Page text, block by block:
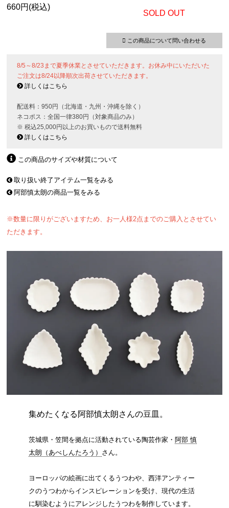
660円(税込)
SOLD OUT
この商品について問い合わせる
8/5～8/23まで夏季休業とさせていただきます。お休み中にいただいた
ご注文は8/24以降順次出荷させていただきます。
詳しくはこちら
配送料：950円（北海道・九州・沖縄を除く）
ネコポス：全国一律380円（対象商品のみ）
※ 税込25,000円以上のお買いもので送料無料
詳しくはこちら
この商品のサイズや材質について
取り扱い終了アイテム一覧をみる
阿部慎太朗の商品一覧をみる
※数量に限りがございますため、お一人様2点までのご購入とさせてい
ただきます。
集めたくなる阿部慎太朗さんの豆皿。
茨城県・笠間を拠点に活動されている陶芸作家・ 阿部 慎
太朗（あべしんたろう） さん。
ヨーロッパの絵画に出てくるうつわや、西洋アンティー
クのうつわからインスピレーションを受け、現代の生活
に馴染むようにアレンジしたうつわを制作しています。